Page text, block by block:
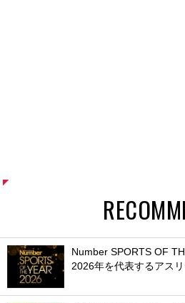
Number SPORTS OF
2026年を代表するアス